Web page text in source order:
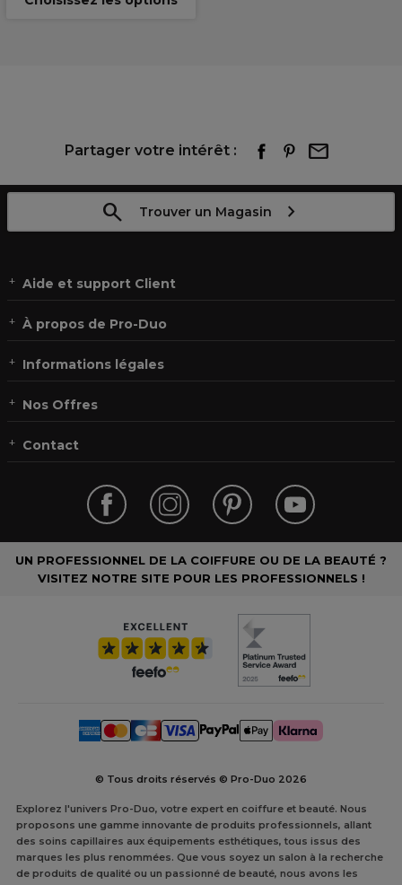
Partager votre intérêt :
Trouver un Magasin
Aide et support Client
À propos de Pro-Duo
Informations légales
Nos Offres
Contact
UN PROFESSIONNEL DE LA COIFFURE OU DE LA BEAUTÉ ?
VISITEZ NOTRE SITE POUR LES PROFESSIONNELS !
© Tous droits réservés © Pro-Duo 2026
Explorez l'univers Pro-Duo, votre expert en coiffure et beauté. Nous
proposons une gamme innovante de produits professionnels, allant
des soins capillaires aux équipements esthétiques, tous issus des
marques les plus renommées. Que vous soyez un salon à la recherche
de produits de qualité ou un passionné de beauté, nous avons les